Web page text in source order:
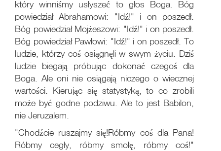
który winniśmy usłyszeć to głos Boga. Bóg
powiedział Abrahamowi: "Idź!" i on poszedł.
Bóg powiedział Mojżeszowi: "Idź!" i on poszedł.
Bóg powiedział Pawłowi: "Idź!" i on poszedł. To
ludzie, którzy coś osiągnęli w swym życiu. Dziś
ludzie biegają próbując dokonać czegoś dla
Boga. Ale oni nie osiągają niczego o wiecznej
wartości. Kierując się statystyką, to co zrobili
może być godne podziwu. Ale to jest Babilon,
nie Jeruzalem.
"Chodźcie ruszajmy się!Róbmy coś dla Pana!
Róbmy cegły, róbmy smołę, róbmy coś!"